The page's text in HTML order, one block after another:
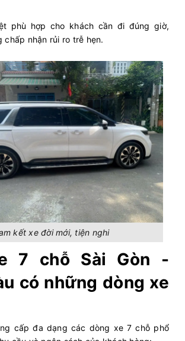
phù hợp cho khách cần đi đúng giờ,
chấp nhận rủi ro trễ hẹn.
kết xe đời mới, tiện nghi
7 chỗ Sài Gòn -
có những dòng xe
cấp đa dạng các dòng xe 7 chỗ phổ